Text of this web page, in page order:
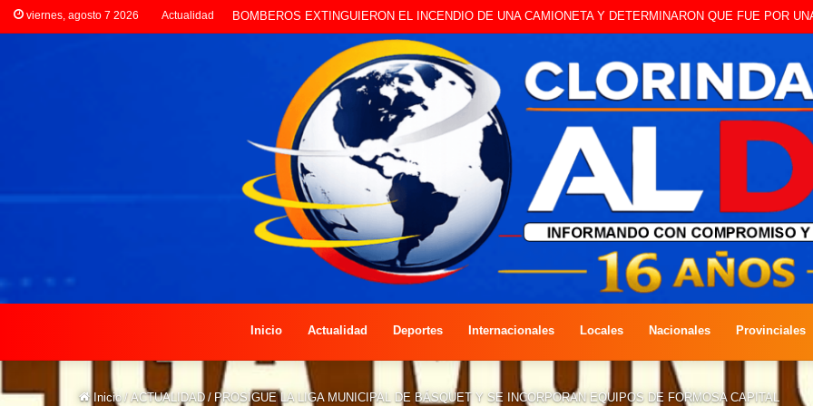
viernes, agosto 7 2026 Actualidad LA POLICÍA INVESTIGA ROBO A CAMBISTA OCURRIDO ESTE JUEVES
Inicio Actualidad Deportes Internacionales Locales Nacionales Provinciales
Inicio / ACTUALIDAD / PROSIGUE LA LIGA MUNICIPAL DE BÁSQUET Y SE INCORPORAN EQUIPOS DE FORMOSA CAPITAL